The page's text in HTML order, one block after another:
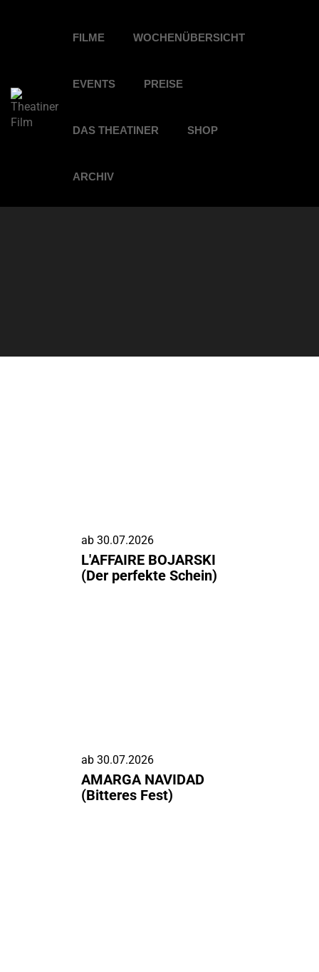
FILME WOCHENÜBERSICHT
EVENTS PREISE
DAS THEATINER SHOP
ARCHIV
ab 30.07.2026
L'AFFAIRE BOJARSKI
(Der perfekte Schein)
ab 30.07.2026
AMARGA NAVIDAD
(Bitteres Fest)